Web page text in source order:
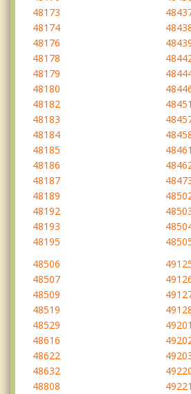
48173
48174
48176
48178
48179
48180
48182
48183
48184
48185
48186
48187
48189
48192
48193
48195
48451
48461
48506
48507
48509
48519
48529
48616
48622
48632
48808
49201
49221